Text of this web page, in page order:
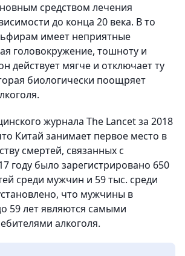
средством лечения
до конца 20 века. В то
имеет неприятные
головокружение, тошноту и
действует мягче и отключает ту
биологически поощряет
журнала The Lancet за 2018
Китай занимает первое место в
смертей, связанных с
году было зарегистрировано 650
среди мужчин и 59 тыс. среди
что мужчины в
59 лет являются самыми
алкоголя.